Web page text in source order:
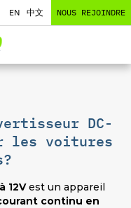
EN 中文 NOUS REJOINDRE
DC-
les voitures
12Vest un appareil
continu en